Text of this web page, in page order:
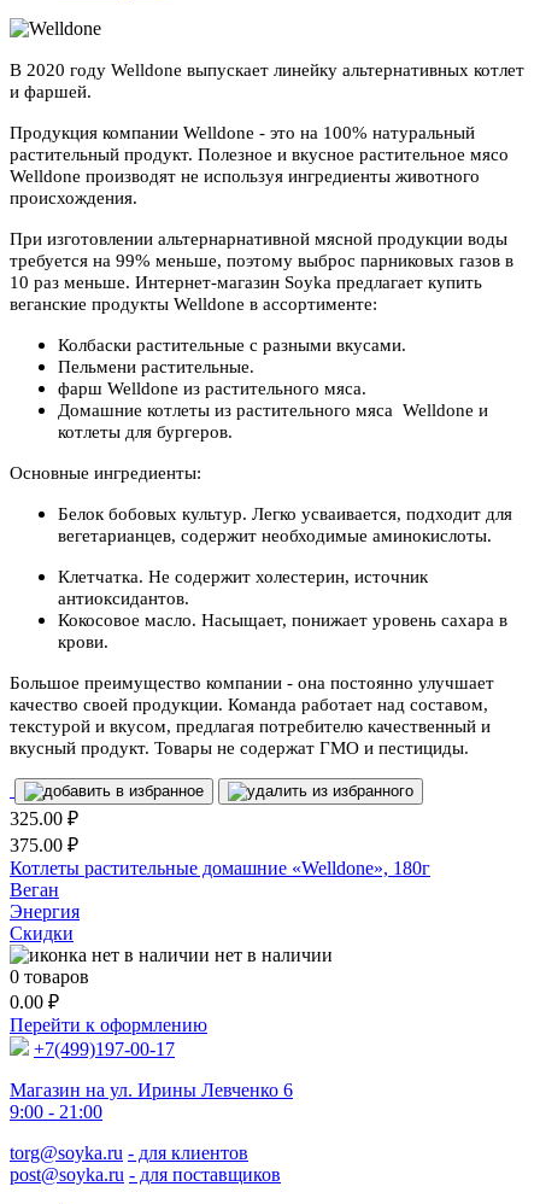
В 2020 году Welldone выпускает линейку альтернативных котлет
и фаршей.
Продукция компании Welldone - это на 100% натуральный
растительный продукт. Полезное и вкусное растительное мясо
Welldone производят не используя ингредиенты животного
происхождения.
При изготовлении альтернарнативной мясной продукции воды
требуется на 99% меньше, поэтому выброс парниковых газов в
10 раз меньше. Интернет-магазин Soyka предлагает купить
веганские продукты Welldone в ассортименте:
Колбаски растительные с разными вкусами.
Пельмени растительные.
фарш Welldone из растительного мяса.
Домашние котлеты из растительного мяса Welldone и
котлеты для бургеров.
Основные ингредиенты:
Белок бобовых культур. Легко усваивается, подходит для
вегетарианцев, содержит необходимые аминокислоты.
Клетчатка. Не содержит холестерин, источник
антиоксидантов.
Кокосовое масло. Насыщает, понижает уровень сахара в
крови.
Большое преимущество компании - она постоянно улучшает
качество своей продукции. Команда работает над составом,
текстурой и вкусом, предлагая потребителю качественный и
вкусный продукт. Товары не содержат ГМО и пестициды.
325.00 ₽
375.00 ₽
Котлеты растительные домашние «Welldone», 180г
Веган
Энергия
Скидки
нет в наличии
0 товаров
0.00 ₽
Перейти к оформлению
+7(499)197-00-17
Магазин на ул. Ирины Левченко 6
9:00 - 21:00
torg@soyka.ru - для клиентов
post@soyka.ru - для поставщиков